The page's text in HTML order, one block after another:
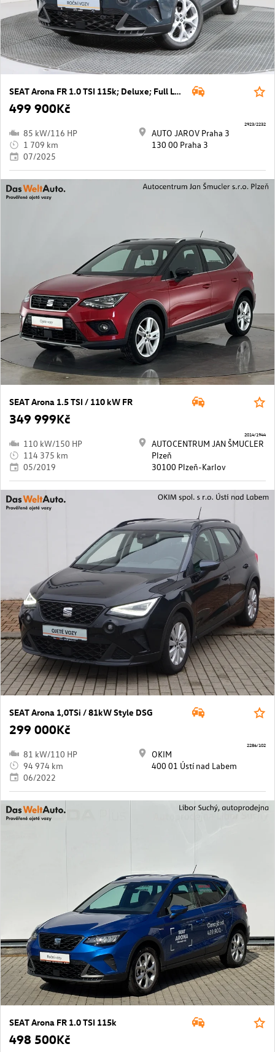
SEAT Arona FR 1.0 TSI 115k; Deluxe; Full LED, Vision Plus
499 900Kč
85 kW/116 HP
1 709 km
07/2025
AUTO JAROV Praha 3
130 00 Praha 3
2923/2232
SEAT Arona 1.5 TSI / 110 kW FR
349 999Kč
110 kW/150 HP
114 375 km
05/2019
AUTOCENTRUM JAN ŠMUCLER
Plzeň
30100 Plzeň-Karlov
2014/1944
SEAT Arona 1,0TSi / 81kW Style DSG
299 000Kč
81 kW/110 HP
94 974 km
06/2022
OKIM
400 01 Ústí nad Labem
2286/102
SEAT Arona FR 1.0 TSI 115k
498 500Kč